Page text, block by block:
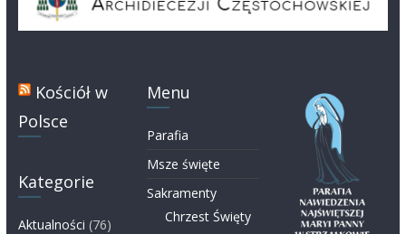
Kościół w
Polsce
Kategorie
Aktualności (76)
Menu
Parafia
Msze święte
Sakramenty
Chrzest Święty